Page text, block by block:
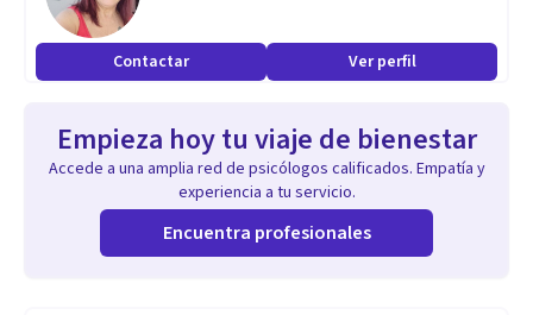
Contactar Ver perfil
Empieza hoy tu viaje de bienestar
Accede a una amplia red de psicólogos calificados. Empatía y
experiencia a tu servicio.
Encuentra profesionales